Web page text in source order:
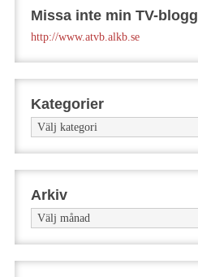
Missa inte min TV-blogg
http://www.atvb.alkb.se
Kategorier
Kategorier
Arkiv
Arkiv